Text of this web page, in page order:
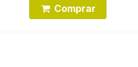
Comprar